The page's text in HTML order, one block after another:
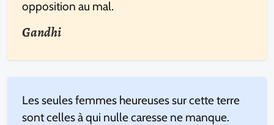
opposition au mal.
Gandhi
Les seules femmes heureuses sur cette terre
sont celles à qui nulle caresse ne manque.